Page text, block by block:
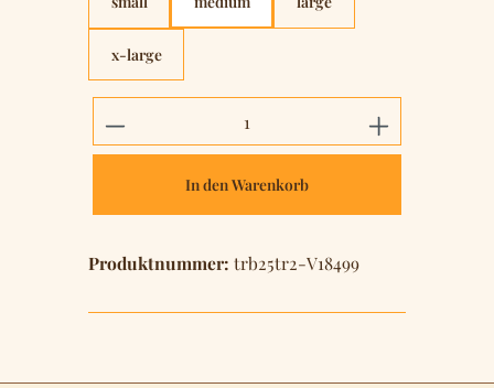
x-large
Produkt Anzahl: Gib den
In den Warenkorb
Produktnummer: trb25tr2-V18499